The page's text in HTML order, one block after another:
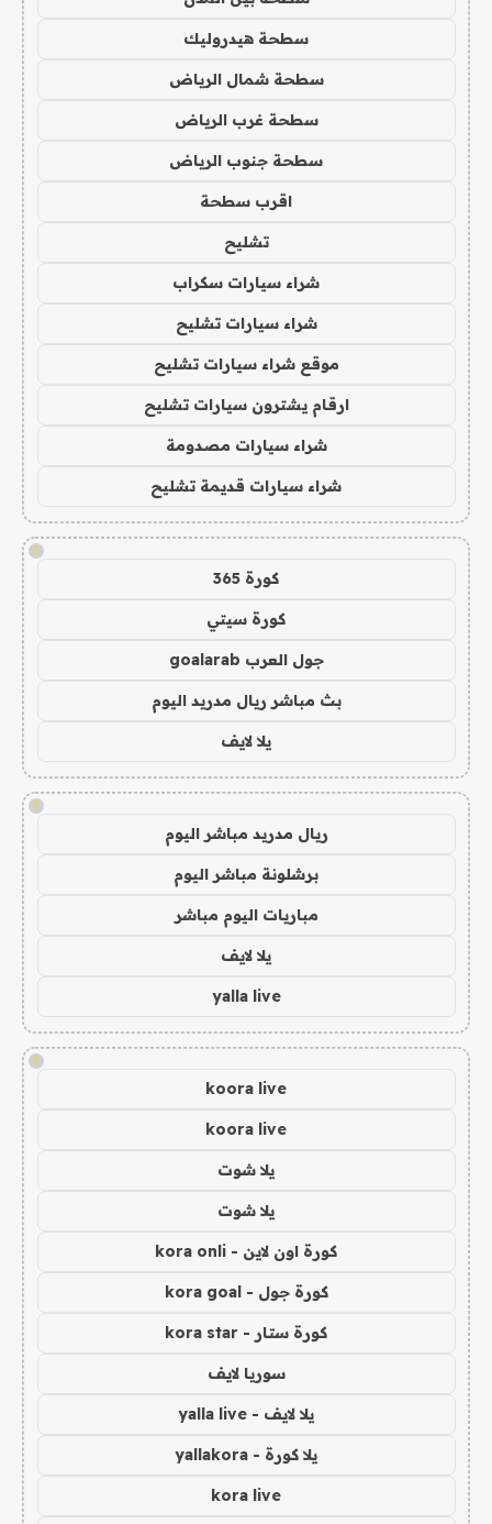
سطحة هيدروليك
سطحة شمال الرياض
سطحة غرب الرياض
سطحة جنوب الرياض
اقرب سطحة
تشليح
شراء سيارات سكراب
شراء سيارات تشليح
موقع شراء سيارات تشليح
ارقام يشترون سيارات تشليح
شراء سيارات مصدومة
شراء سيارات قديمة تشليح
!
كورة 365
كورة سيتي
جول العرب goalarab
بث مباشر ريال مدريد اليوم
يلا لايف
!
ريال مدريد مباشر اليوم
برشلونة مباشر اليوم
مباريات اليوم مباشر
يلا لايف
yalla live
!
koora live
koora live
يلا شوت
يلا شوت
كورة اون لاين - kora onli
كورة جول - kora goal
كورة ستار - kora star
سوريا لايف
يلا لايف - yalla live
يلا كورة - yallakora
kora live